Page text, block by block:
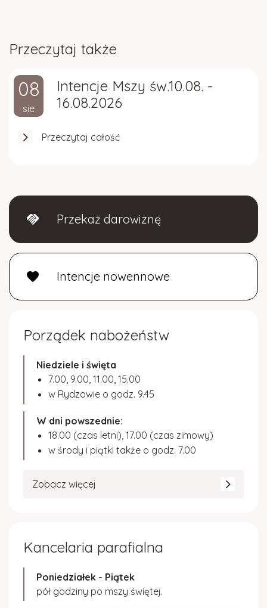
handshake Przekaż darowiznę
favorite Intencje nowennowe
Porządek nabożeństw
Niedziele i święta
7.00, 9.00, 11.00, 15.00
w Rydzowie o godz. 9.45
W dni powszednie:
18.00 (czas letni), 17.00 (czas zimowy)
w środy i piątki także o godz. 7.00
Zobacz więcej
Kancelaria parafialna
Poniedziałek - Piątek
pół godziny po mszy świętej.
Przeczytaj także
08
sie
Intencje Mszy św.10.08. -
16.08.2026
Przeczytaj całość